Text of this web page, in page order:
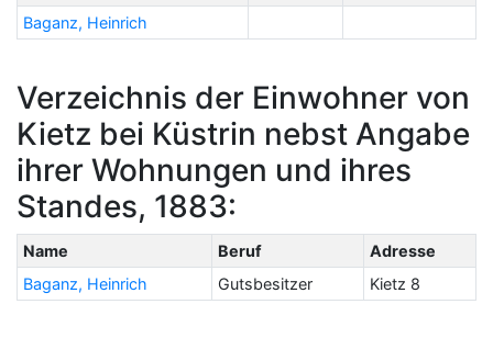
Baganz, Heinrich
Verzeichnis der Einwohner von
Kietz bei Küstrin nebst Angabe
ihrer Wohnungen und ihres
Standes, 1883:
Name Beruf
Adresse
Baganz, Heinrich
Gutsbesitzer Kietz 8